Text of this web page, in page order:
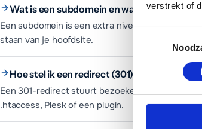
verstrekt of
Wat is een subdomein en wanneer gebruik
Een subdomein is een extra niveau voor je
staan van je hoofdsite.
Hoe stel ik een redirect (301) in?
Een 301-redirect stuurt bezoekers en Google
.htaccess, Plesk of een plugin.